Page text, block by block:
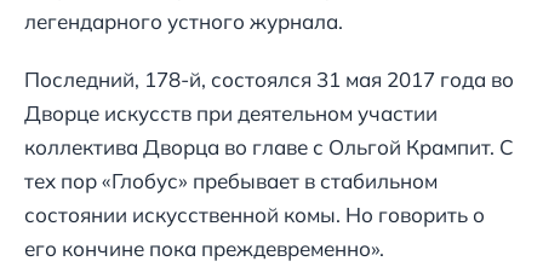
легендарного устного журнала.
Последний, 178-й, состоялся 31 мая 2017 года во
Дворце искусств при деятельном участии
коллектива Дворца во главе с Ольгой Крампит. С
тех пор «Глобус» пребывает в стабильном
состоянии искусственной комы. Но говорить о
его кончине пока преждевременно».